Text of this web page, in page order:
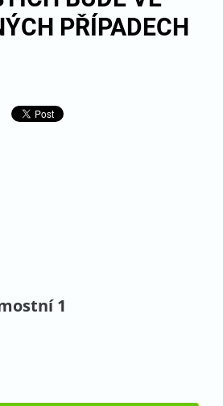
PŘÍPADECH
1